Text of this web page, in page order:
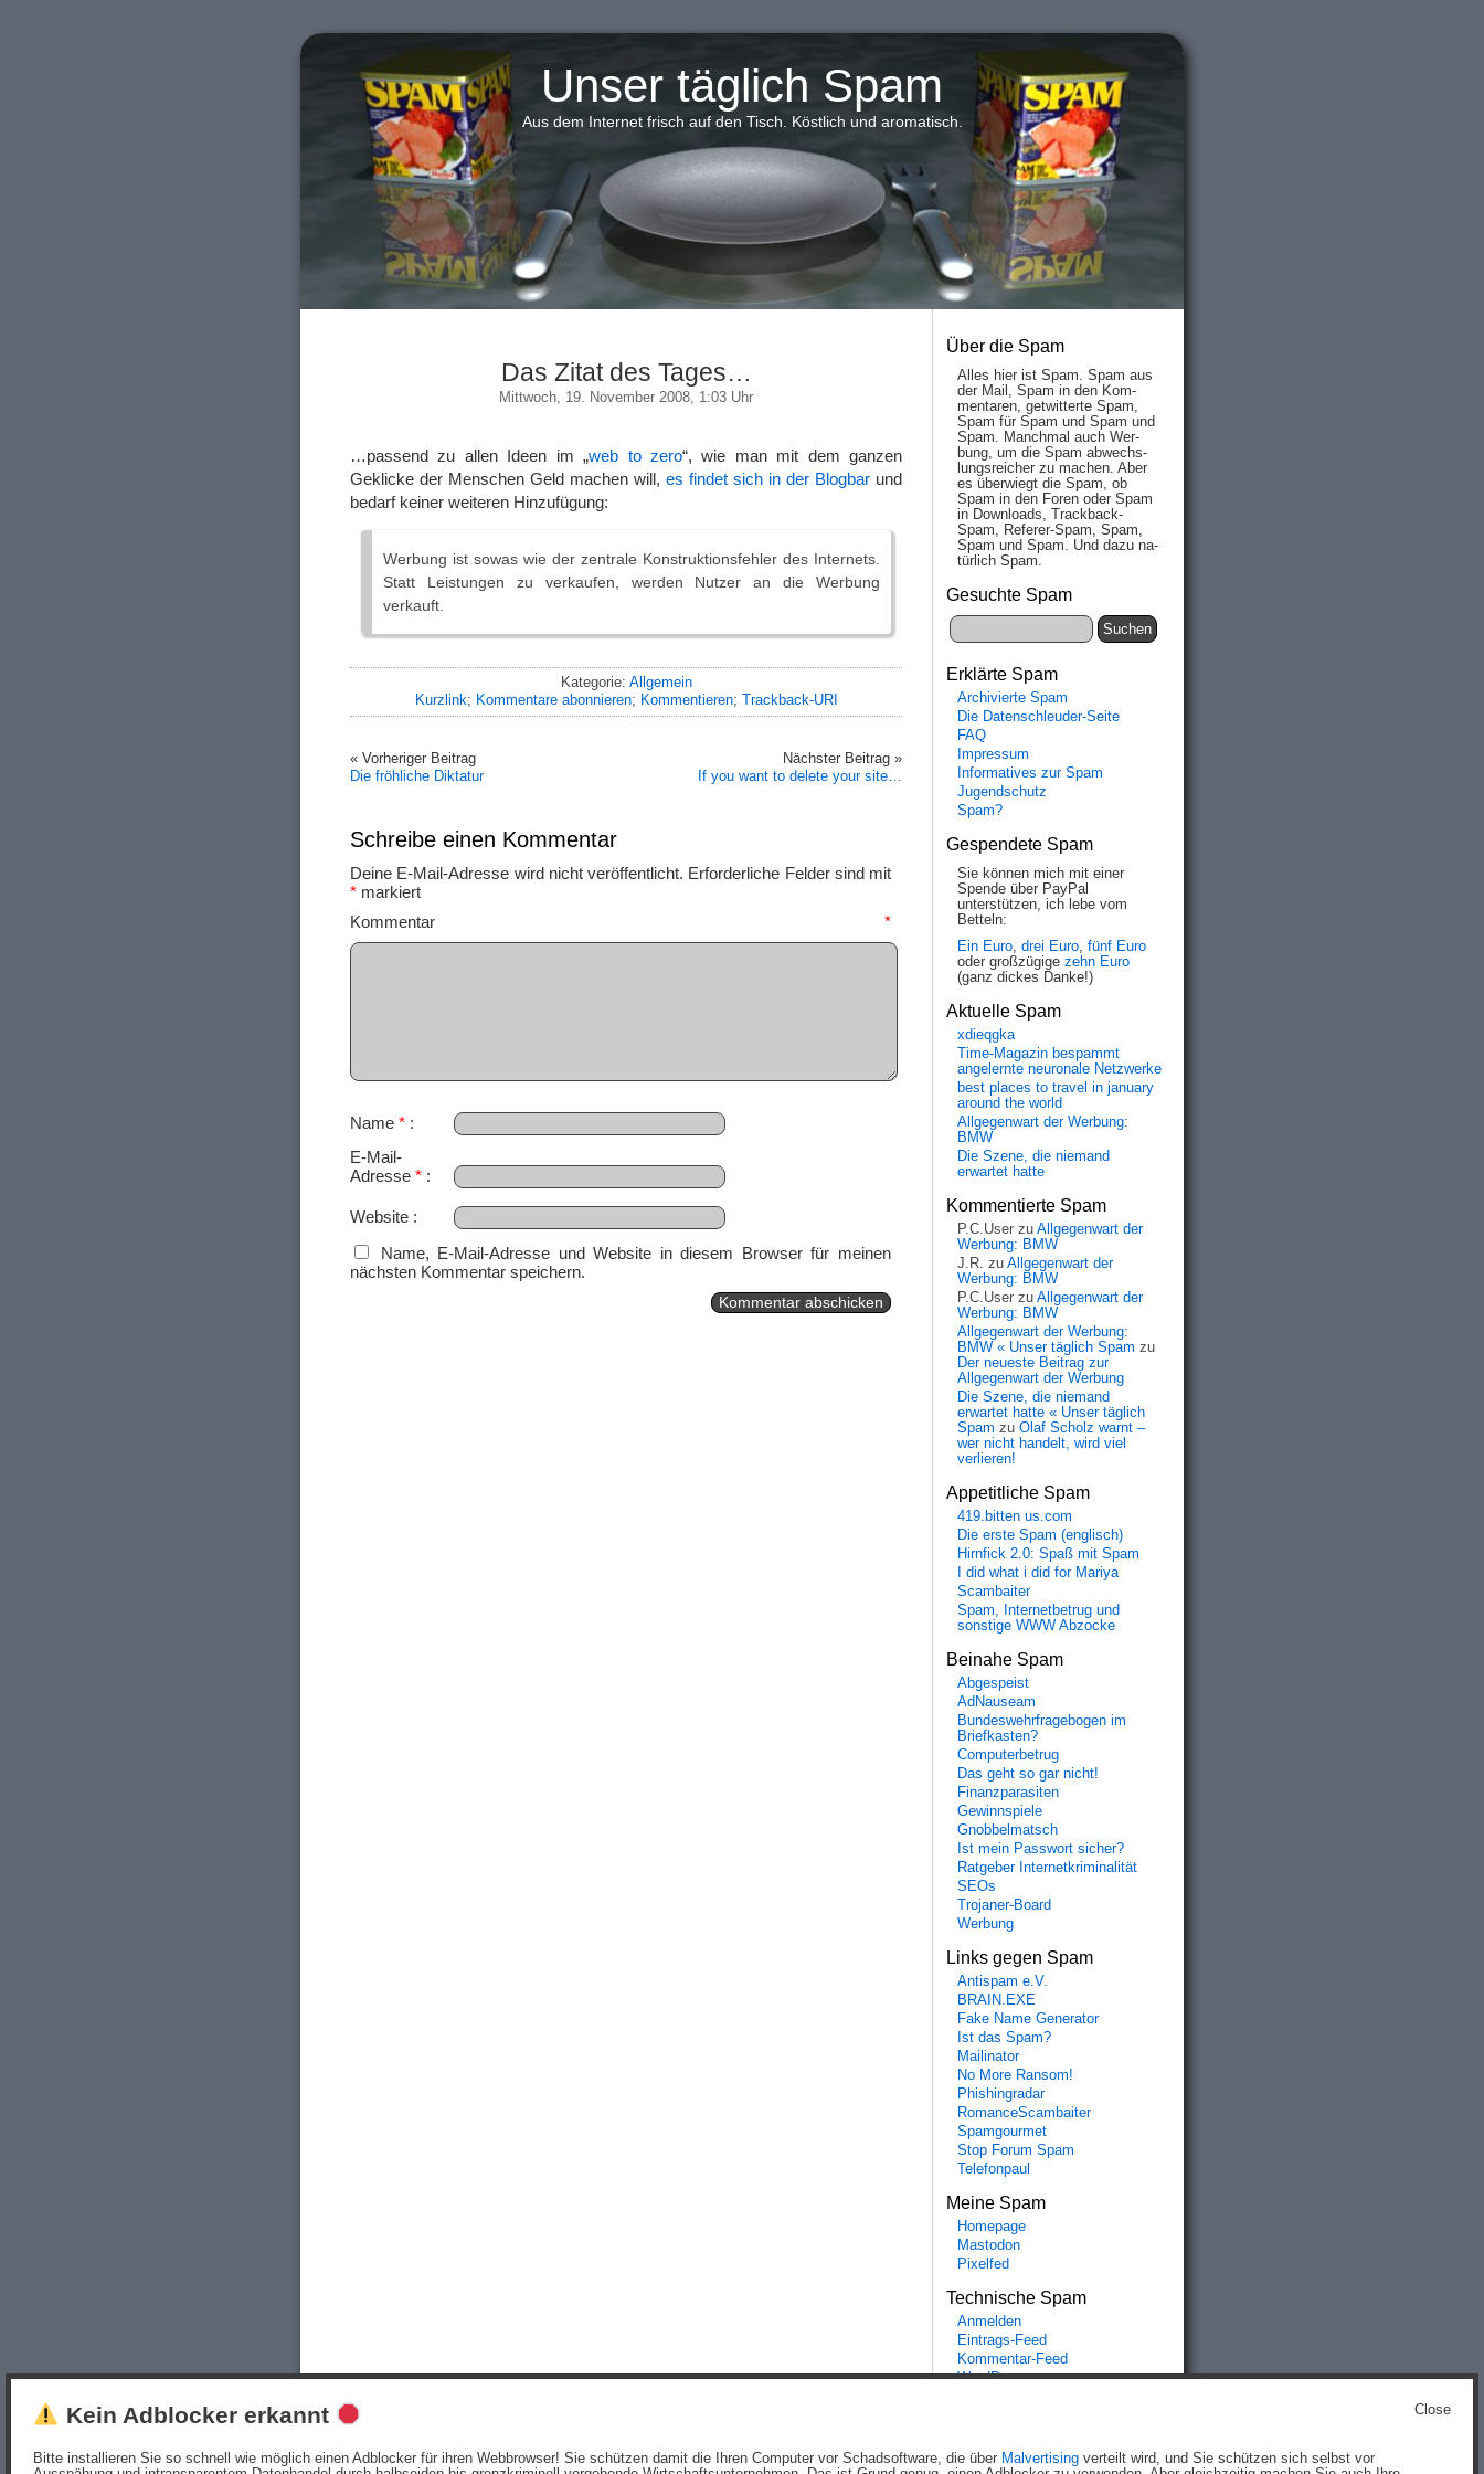
Unser täglich Spam
Aus dem Internet frisch auf den Tisch. Köstlich und aromatisch.
Das Zitat des Tages…
Mittwoch, 19. November 2008, 1:03 Uhr
…passend zu allen Ideen im „web to zero“, wie man mit dem ganzen
Geklicke der Menschen Geld machen will, es findet sich in der Blogbar und
bedarf keiner weiteren Hinzufügung:
Werbung ist sowas wie der zentrale Konstruktionsfehler des Internets.
Statt Leistungen zu verkaufen, werden Nutzer an die Werbung
verkauft.
Kategorie: Allgemein
Kurzlink; Kommentare abonnieren; Kommentieren; Trackback-URI
« Vorheriger Beitrag
Die fröhliche Diktatur
Nächster Beitrag »
If you want to delete your site…
Schreibe einen Kommentar
Deine E-Mail-Adresse wird nicht veröffentlicht. Erforderliche Felder sind mit
* markiert
Kommentar *
Name *
E-Mail-
Adresse *
Website
Name, E-Mail-Adresse und Website in diesem Browser für meinen
nächsten Kommentar speichern.
Über die Spam
Alles hier ist Spam. Spam aus
der Mail, Spam in den Kom­
men­taren, ge­twit­ter­te Spam,
Spam für Spam und Spam und
Spam. Manch­mal auch Wer­
bung, um die Spam ab­wechs­
lungs­reich­er zu mach­en. Aber
es über­wiegt die Spam, ob
Spam in den Fo­ren oder Spam
in Down­loads, Track­back-
Spam, Re­fe­rer-Spam, Spam,
Spam und Spam. Und da­zu na­
tür­lich Spam.
Gesuchte Spam
Erklärte Spam
Archivierte Spam
Die Datenschleuder-Seite
FAQ
Impressum
Informatives zur Spam
Jugendschutz
Spam?
Gespendete Spam
Sie können mich mit einer
Spende über PayPal
unterstützen, ich lebe vom
Betteln:
Ein Euro, drei Euro, fünf Euro
oder großzügige zehn Euro
(ganz dickes Danke!)
Aktuelle Spam
xdieqgka
Time-Magazin bespammt
angelernte neuronale Netzwerke
best places to travel in january
around the world
Allgegenwart der Werbung:
BMW
Die Szene, die niemand
erwartet hatte
Kommentierte Spam
P.C.User zu Allgegenwart der
Werbung: BMW
J.R. zu Allgegenwart der
Werbung: BMW
P.C.User zu Allgegenwart der
Werbung: BMW
Allgegenwart der Werbung:
BMW « Unser täglich Spam zu
Der neueste Beitrag zur
Allgegenwart der Werbung
Die Szene, die niemand
erwartet hatte « Unser täglich
Spam zu Olaf Scholz warnt –
wer nicht handelt, wird viel
verlieren!
Appetitliche Spam
419.bitten us.com
Die erste Spam (englisch)
Hirnfick 2.0: Spaß mit Spam
I did what i did for Mariya
Scambaiter
Spam, Internetbetrug und
sonstige WWW Abzocke
Beinahe Spam
Abgespeist
AdNauseam
Bundeswehrfragebogen im
Briefkasten?
Computerbetrug
Das geht so gar nicht!
Finanzparasiten
Gewinnspiele
Gnobbelmatsch
Ist mein Passwort sicher?
Ratgeber Internetkriminalität
SEOs
Trojaner-Board
Werbung
Links gegen Spam
Antispam e.V.
BRAIN.EXE
Fake Name Generator
Ist das Spam?
Mailinator
No More Ransom!
Phishingradar
RomanceScambaiter
Spamgourmet
Stop Forum Spam
Telefonpaul
Meine Spam
Homepage
Mastodon
Pixelfed
Technische Spam
Anmelden
Eintrags-Feed
Kommentar-Feed
WordPress.org
Beiträge (RSS)undKommentare (RSS).
Close
Kein Adblocker erkannt
Bitte installieren Sie so schnell wie möglich einen Adblocker für ihren Webbrowser! Sie schützen damit die Ihren Computer vor Schadsoftware, die über Malvertising verteilt wird, und Sie schützen sich selbst vor